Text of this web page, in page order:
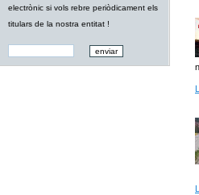
electrònic si vols rebre periòdicament els
titulars de la nostra entitat !